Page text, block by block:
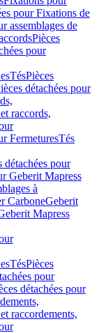
pour Fixations de
assemblages de
Pièces
pour
TésPièces
détachées pour
raccords,
FermeturesTés
détachées pour
Geberit Mapress
à
CarboneGeberit
Mapress
TésPièces
pour
détachées pour
raccordements,